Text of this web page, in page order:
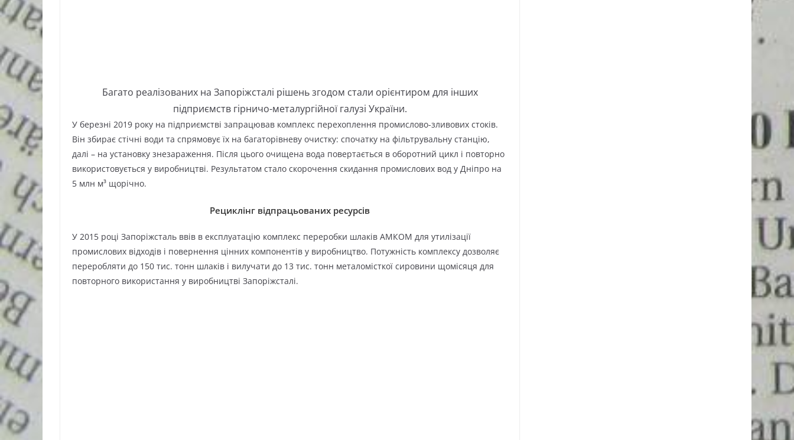
Багато реалізованих на Запоріжсталі рішень згодом стали орієнтиром для інших
підприємств гірничо-металургійної галузі України.
У березні 2019 року на підприємстві запрацював комплекс перехоплення промислово-зливових стоків.
Він збирає стічні води та спрямовує їх на багаторівневу очистку: спочатку на фільтрувальну станцію,
далі – на установку знезараження. Після цього очищена вода повертається в оборотний цикл і повторно
використовується у виробництві. Результатом стало скорочення скидання промислових вод у Дніпро на
5 млн м³ щорічно.
Рециклінг відпрацьованих ресурсів
У 2015 році Запоріжсталь ввів в експлуатацію комплекс переробки шлаків АМКОМ для утилізації
промислових відходів і повернення цінних компонентів у виробництво. Потужність комплексу дозволяє
переробляти до 150 тис. тонн шлаків і вилучати до 13 тис. тонн металомісткої сировини щомісяця для
повторного використання у виробництві Запоріжсталі.